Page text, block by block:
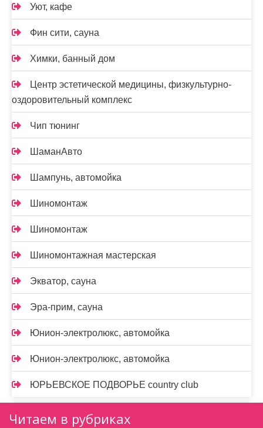
Уют, кафе
Фин сити, сауна
Химки, банный дом
Центр эстетической медицины, физкультурно-
оздоровительный комплекс
Чип тюнинг
ШаманАвто
Шампунь, автомойка
Шиномонтаж
Шиномонтаж
Шиномонтажная мастерская
Экватор, сауна
Эра-прим, сауна
Юнион-электролюкс, автомойка
Юнион-электролюкс, автомойка
ЮРЬЕВСКОЕ ПОДВОРЬЕ country club
Читаем в рубриках